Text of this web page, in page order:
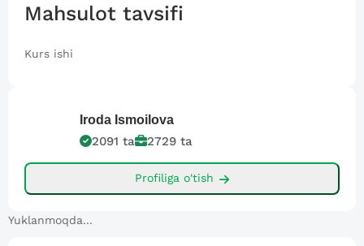
Mahsulot tavsifi
Kurs ishi
Iroda Ismoilova
2091 ta 2729 ta
Profiliga o'tish
Yuklanmoqda...